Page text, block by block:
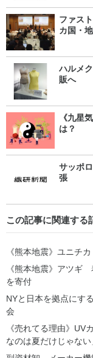
ファス
カ国・
ハルメ
販へ
《九星
は？
サッポ
張
この記事に関連する
《熊本地震》ユニチ
《熊本地震》アツギ
を寄付
NYと日本を拠点にす
会
《売れてる理由》
なのは夏だけじゃない